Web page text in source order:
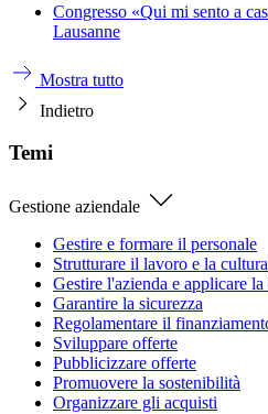
Congresso «Qui mi sento a
Lausanne
Mostra tutto
Indietro
Temi
Gestione aziendale
Gestire e formare il personale
Strutturare il lavoro e la
Gestire l'azienda e applicare la
Garantire la sicurezza
Regolamentare il
Sviluppare offerte
Pubblicizzare offerte
Promuovere la sostenibilità
Organizzare gli acquisti